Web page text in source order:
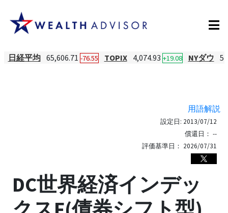
日経平均 65,606.71 -76.55 TOPIX 4,074.93 +19.08 NYダウ
用語解説
設定日: 2013/07/12
償還日： --
評価基準日： 2026/07/31
DC世界経済インデッ